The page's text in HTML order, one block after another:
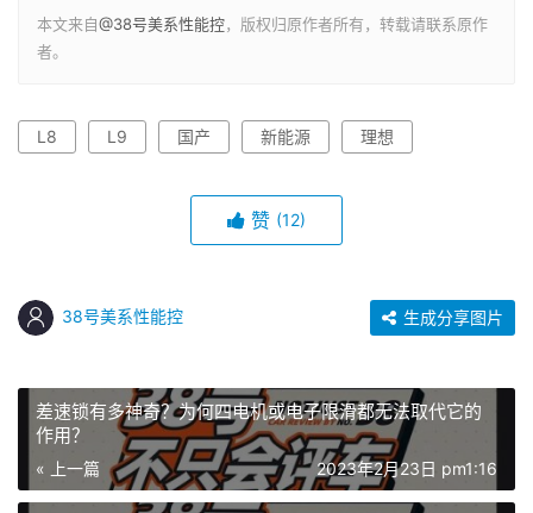
本文来自@38号美系性能控，版权归原作者所有，转载请联系原作
者。
L8 L9 国产 新能源 理想
赞 (12)
38号美系性能控 生成分享图片
差速锁有多神奇？为何四电机或电子限滑都无法取代它的
作用？
« 上一篇 2023年2月23日 pm1:16